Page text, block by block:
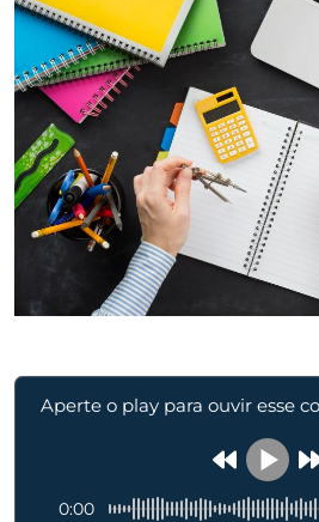
Aperte o play para ouvir esse
0:00